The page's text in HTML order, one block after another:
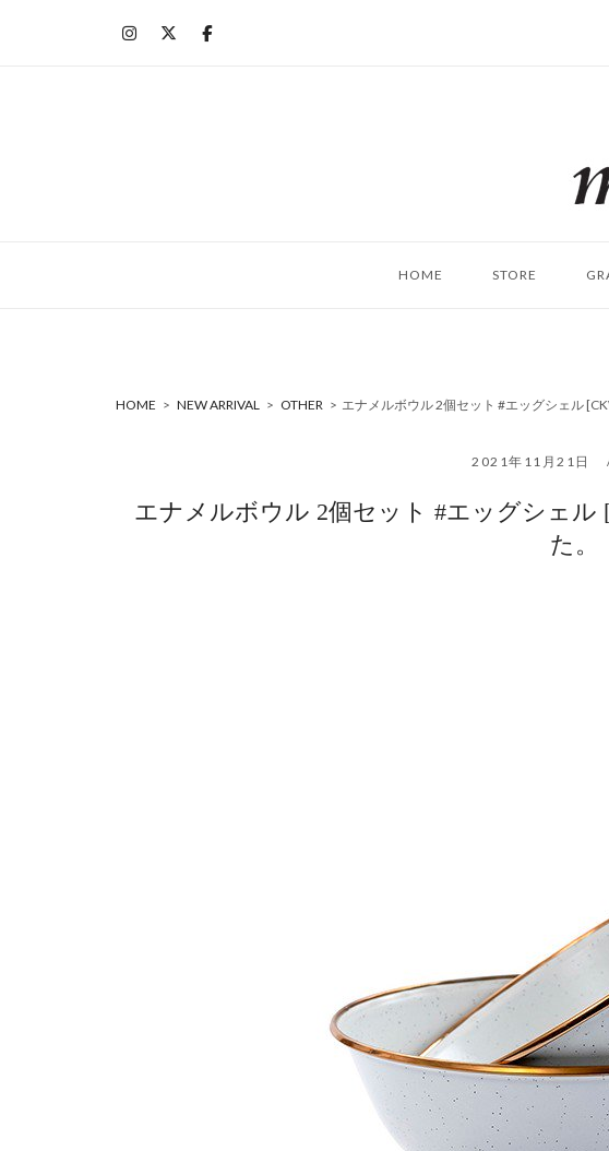
HOME STORE
HOME > NEW ARRIVAL > OTHER > エナメルボウル 2個セット #エッグシェル
2021年11月21日
エナメルボウル 2個セット #エッグシェル
た。